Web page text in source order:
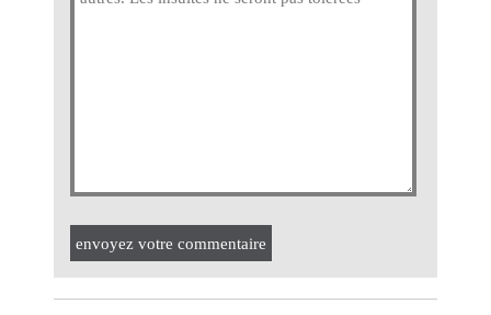
envoyez votre commentaire